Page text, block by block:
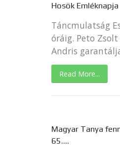
Hosök Emléknapja
Táncmulatság
óráig. Peto Zsolt
Andris
Read More...
Magyar Tanya
65....